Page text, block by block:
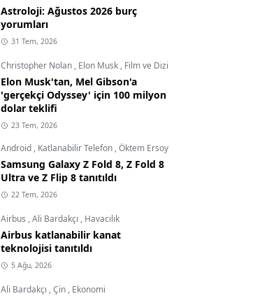
Astroloji: Ağustos 2026 burç
yorumları
31 Tem, 2026
Christopher Nolan , Elon Musk , Film ve Dizi
Elon Musk'tan, Mel Gibson'a
'gerçekçi Odyssey' için 100 milyon
dolar teklifi
23 Tem, 2026
Android , Katlanabilir Telefon ,Öktem Ersoy
Samsung Galaxy Z Fold 8, Z Fold 8
Ultra ve Z Flip 8 tanıtıldı
22 Tem, 2026
Airbus ,Ali Bardakçı , Havacılık
Airbus katlanabilir kanat
teknolojisi tanıtıldı
5 Ağu, 2026
Ali Bardakçı ,Çin , Ekonomi